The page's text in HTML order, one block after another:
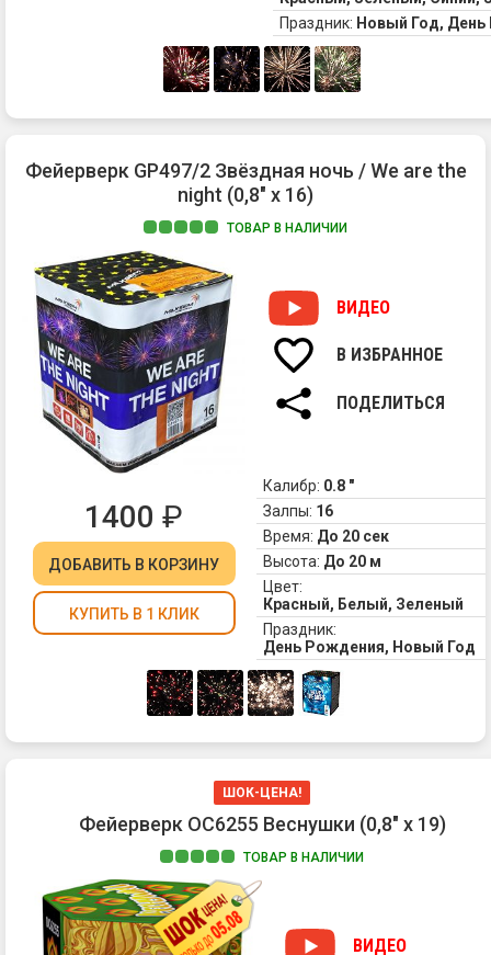
Праздник: Новый Год,
Фейерверк GP497/2 Звёздная ночь / We are the
night (0,8" х 16)
ТОВАР В НАЛИЧИИ
ВИДЕО
В ИЗБРАННОЕ
ПОДЕЛИТЬСЯ
1400 ₽
ДОБАВИТЬ В КОРЗИНУ
КУПИТЬ В 1 КЛИК
Калибр: 0.8 "
Залпы: 16
Время: До 20 сек
Высота: До 20 м
Цвет:
Красный, Белый, Зеленый
Праздник:
День Рождения, Новый Год
с
ШОК-ЦЕНА!
Фейерверк ОС6255 Веснушки (0,8" х 19)
ТОВАР В НАЛИЧИИ
ВИДЕО